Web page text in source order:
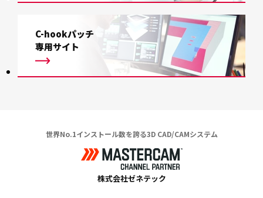
C-hookパッチ
専用サイト
世界No.1インストール数を誇る3D CAD/CAMシステム
株式会社ゼネテック